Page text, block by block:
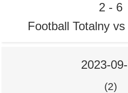
2 - 6
Football Totalny
2023-
(2)